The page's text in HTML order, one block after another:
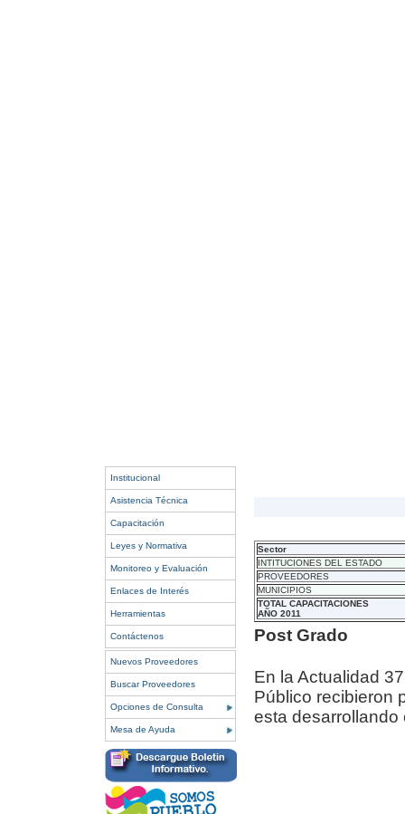
Institucional
Asistencia Técnica
Capacitación
Leyes y Normativa
Monitoreo y Evaluación
Enlaces de Interés
Herramientas
Contáctenos
Nuevos Proveedores
Buscar Proveedores
Opciones de Consulta
Mesa de Ayuda
Sector
INTITUCIONES DEL ESTADO
PROVEEDORES
MUNICIPIOS
TOTAL CAPACITACIONES
AÑO 2011
Post Grado
En la Actualidad
Público recibieron
esta desarrollando